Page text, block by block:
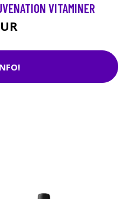
VITAMINER